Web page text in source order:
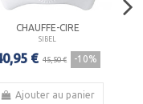
CHAUFFE-CIRE
SIBEL
€ 45,50 € -10%
Ajouter au panier